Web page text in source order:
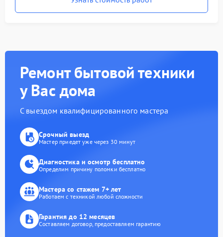
Ремонт бытовой техники
у Вас дома
С выездом квалифицированного мастера
Срочный выезд
Мастер приедет уже через 30 минут
Диагностика и осмотр бесплатно
Определим причину поломки бесплатно
Мастера со стажем 7+ лет
Работаем с техникой любой сложности
Гарантия до 12 месяцев
Составляем договор, предоставляем гарантию